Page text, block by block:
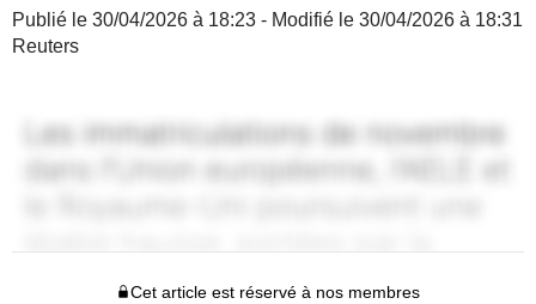
Publié le 30/04/2026 à 18:23 - Modifié le 30/04/2026 à 18:31
Reuters
Cet article est réservé à nos membres